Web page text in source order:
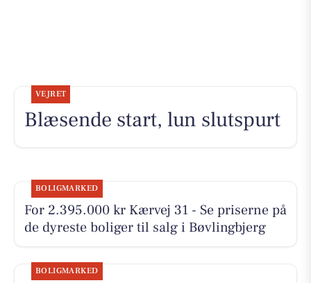
VEJRET
Blæsende start, lun slutspurt
BOLIGMARKED
For 2.395.000 kr Kærvej 31 - Se priserne på
de dyreste boliger til salg i Bøvlingbjerg
BOLIGMARKED